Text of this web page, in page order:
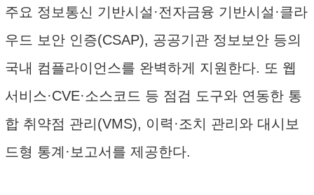
주요 정보통신 기반시설·전자금융 기반시설·클라
우드 보안 인증(CSAP), 공공기관 정보보안 등의
국내 컴플라이언스를 완벽하게 지원한다. 또 웹
서비스·CVE·소스코드 등 점검 도구와 연동한 통
합 취약점 관리(VMS), 이력·조치 관리와 대시보
드형 통계·보고서를 제공한다.